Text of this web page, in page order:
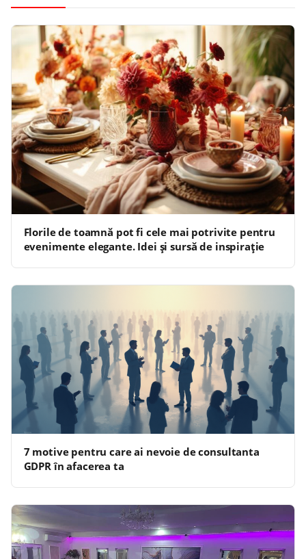
Florile de toamnă pot fi cele mai potrivite pentru
evenimente elegante. Idei și sursă de inspirație
7 motive pentru care ai nevoie de consultanta
GDPR în afacerea ta